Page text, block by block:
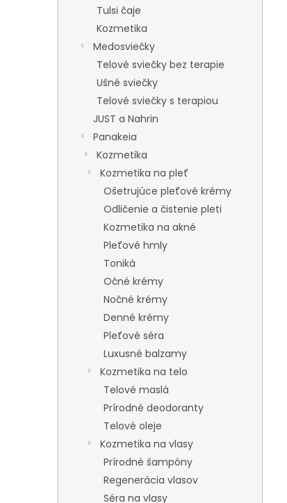
Tulsi čaje
Kozmetika
Medosviečky
Telové sviečky bez terapie
Ušné sviečky
Telové sviečky s terapiou
JUST a Nahrin
Panakeia
Kozmetika
Kozmetika na pleť
Ošetrujúce pleťové krémy
Odličenie a čistenie pleti
Kozmetika na akné
Pleťové hmly
Toniká
Očné krémy
Nočné krémy
Denné krémy
Pleťové séra
Luxusné balzamy
Kozmetika na telo
Telové maslá
Prírodné deodoranty
Telové oleje
Kozmetika na vlasy
Prírodné šampóny
Regenerácia vlasov
Séra na vlasy